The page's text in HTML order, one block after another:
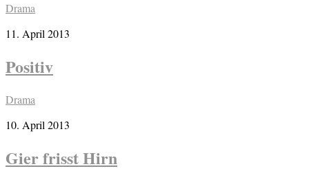
Drama
11. April 2013
Positiv
Drama
10. April 2013
Gier frisst Hirn